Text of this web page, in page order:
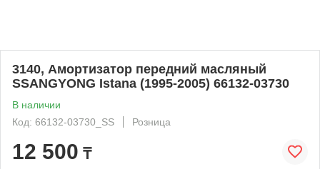
3140, Амортизатор передний масляный
SSANGYONG Istana (1995-2005) 66132-03730
В наличии
Код: 66132-03730_SS
Розница
12 500 ₸